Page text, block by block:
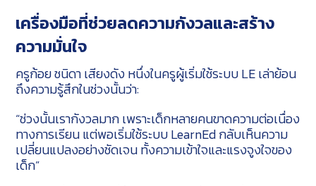
เครื่องมือที่ช่วยลดความกังวลและสร้าง
ความมั่นใจ
ครูก้อย ชนิดา เสียงดัง หนึ่งในครูผู้เริ่มใช้ระบบ LE เล่าย้อน
ถึงความรู้สึกในช่วงนั้นว่า:
“ช่วงนั้นเรากังวลมาก เพราะเด็กหลายคนขาดความต่อเนื่อง
ทางการเรียน แต่พอเริ่มใช้ระบบ LearnEd กลับเห็นความ
เปลี่ยนแปลงอย่างชัดเจน ทั้งความเข้าใจและแรงจูงใจของ
เด็ก”